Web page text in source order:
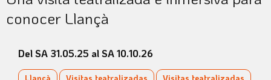
conocer Llançà
Del SA 31.05.25 al SA 10.10.26
Llançà Visitas teatralizadas Visitas teatralizadas